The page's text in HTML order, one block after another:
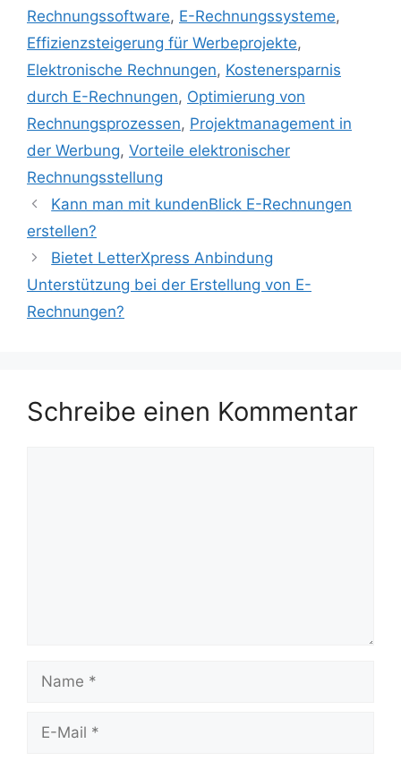
Rechnungssoftware, E-Rechnungssysteme,
Effizienzsteigerung für Werbeprojekte,
Elektronische Rechnungen, Kostenersparnis
durch E-Rechnungen, Optimierung von
Rechnungsprozessen, Projektmanagement in
der Werbung, Vorteile elektronischer
Rechnungsstellung
Kann man mit kundenBlick E-Rechnungen
erstellen?
Bietet LetterXpress Anbindung
Unterstützung bei der Erstellung von E-
Rechnungen?
Schreibe einen Kommentar
Name